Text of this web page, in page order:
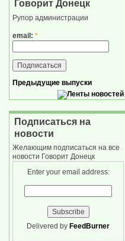
Говорит Донецк
Рупор администрации
email: *
Предыдущие выпуски
Подписаться на
новости
Желающим подписаться на все
новости Говорит Донецк
Enter your email address:
Delivered by FeedBurner